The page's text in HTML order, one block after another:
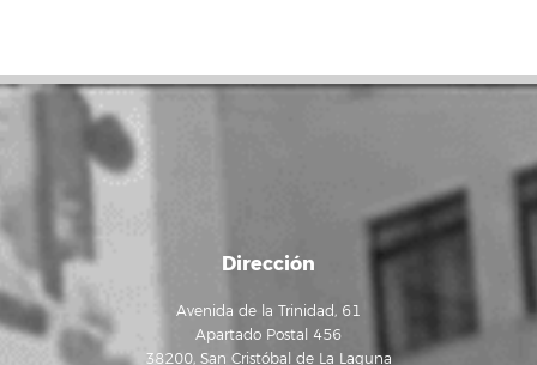
Dirección
Avenida de la Trinidad, 61
Apartado Postal 456
38200, San Cristóbal de La Laguna